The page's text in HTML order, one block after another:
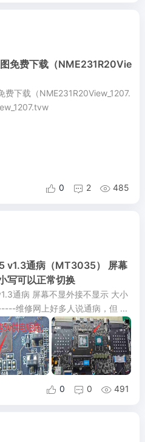
免费下载（NME231R20Vie
费下载（NME231R20View_1207.
 0  2  485
v1.3通病（MT3035） 屏幕
写可以正常切换
通病 屏幕不显外接不显示 大小
维修网上好多人说通病，但 ...
 0  0  491